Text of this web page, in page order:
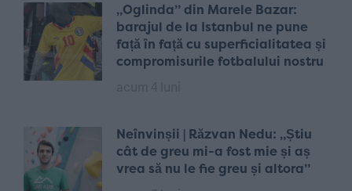
„Oglinda” din Marele Bazar:
barajul de la Istanbul ne pune
față în față cu superficialitatea și
compromisurile fotbalului nostru
Neînvinșii | Răzvan Nedu: „Știu
cât de greu mi-a fost mie și aș
vrea să nu le fie greu și altora”